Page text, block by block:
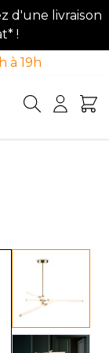
d'une livraison
!
à 19h
View